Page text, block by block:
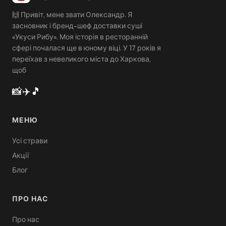
🙌 Привіт, мене звати Олександр. Я
засновник і бренд-шеф доставки суші
«Укуси Рибу». Моя історія в ресторанній
сфері почалася ще в юному віці. У 17 років я
переїхав з невеликого міста до Харкова,
щоб
📸✈️🎵
МЕНЮ
Усі страви
Акції
Блог
ПРО НАС
Про нас